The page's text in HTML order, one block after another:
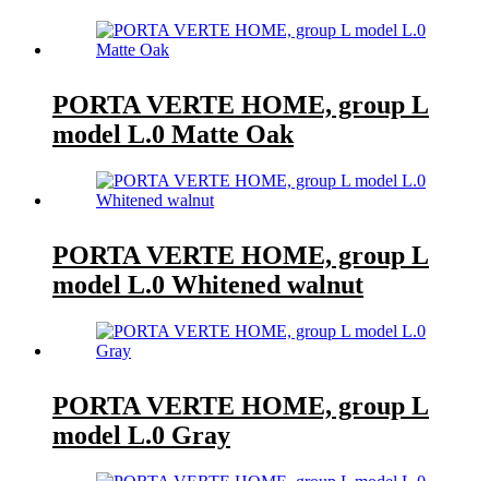
PORTA VERTE HOME, group L
model L.0 Matte Oak
PORTA VERTE HOME, group L
model L.0 Whitened walnut
PORTA VERTE HOME, group L
model L.0 Gray